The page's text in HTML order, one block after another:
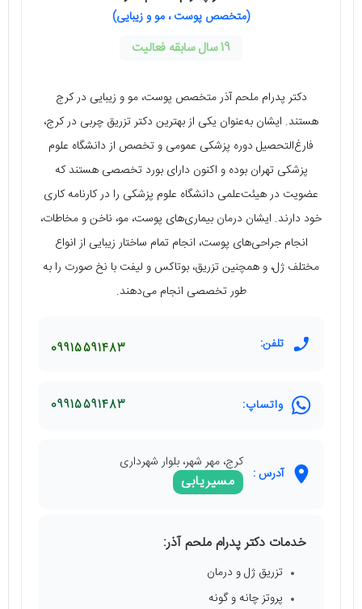
(متخصص پوست ، مو و زیبایی)
19 سال سابقه فعالیت
دکتر پدرام ملحم آذر متخصص پوست، مو و زیبایی در کرج
هستند. ایشان به‌عنوان یکی از بهترین دکتر تزریق چربی در کرج،
فارغ‌التحصیل دوره پزشکی عمومی و تخصص از دانشگاه علوم
پزشکی تهران بوده و اکنون دارای بورد تخصصی هستند که
عضویت در هیئت‌علمی دانشگاه علوم پزشکی را در کارنامه کاری
خود دارند. ایشان درمان بیماری‌های پوست، مو، ناخن و مخاطات،
انجام جراحی‌های پوست، انجام تمام ساختار زیبایی از انواع
مختلف ژل، و همچنین تزریق، بوتاکس و لیفت با نخ صورت را به
طور تخصصی انجام می‌دهند.
تلفن: 09915591483
واتساپ: 09915591483
آدرس :
کرج، مهر شهر، بلوار شهرداری
مسیریابی
خدمات دکتر پدرام ملحم آذر:
تزریق ژل و درمان
پروتز چانه و گونه